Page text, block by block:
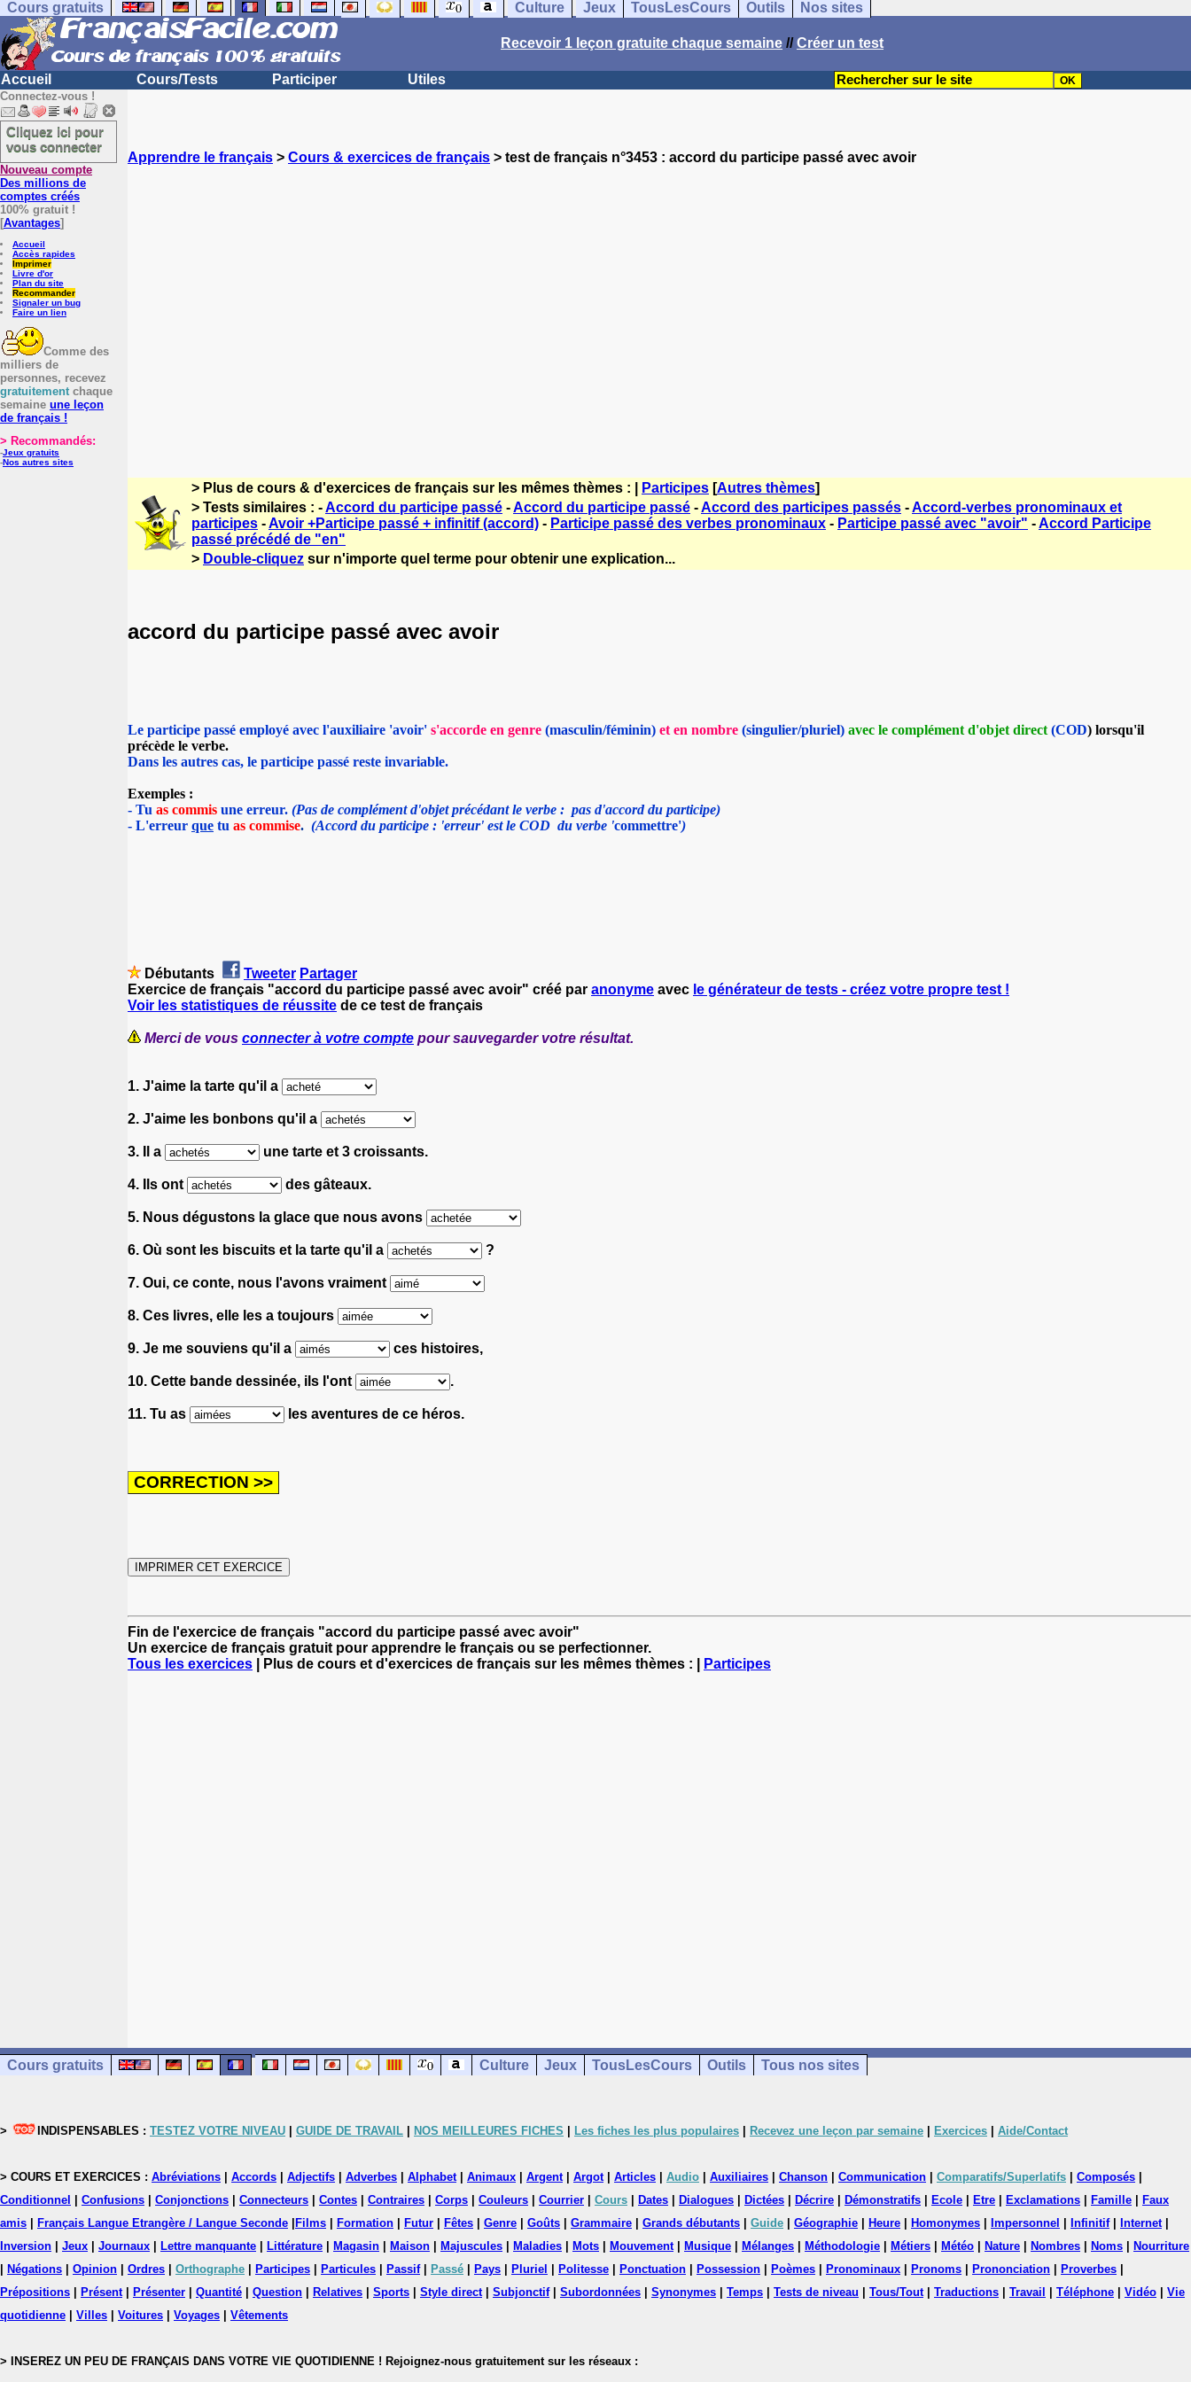
Cours gratuits Culture Jeux TousLesCours Outils Nos sites
Recevoir 1 leçon gratuite chaque semaine //Créer un test
Accueil Cours/Tests Participer Utiles
Connectez-vous !
Cliquez ici pour
vous connecter
Nouveau compte
Des millions de
comptes créés
100% gratuit !
[Avantages]
Accueil
Accès rapides
Imprimer
Livre d'or
Plan du site
Recommander
Signaler un bug
Faire un lien
Comme des
milliers de
personnes, recevez
gratuitementchaque
semaine une leçon
de français !
> Recommandés:
-Jeux gratuits
-Nos autres sites
Apprendre le français > Cours & exercices de français > test de français n°3453 : accord du participe passé avec avoir
> Plus de cours & d'exercices de français sur les mêmes thèmes : | Participes [Autres thèmes]
> Tests similaires : -Accord du participe passé -Accord du participe passé -Accord des participes passés -Accord-verbes pronominaux et
participes -Avoir +Participe passé + infinitif (accord) - Participe passé des verbes pronominaux - Participe passé avec "avoir" -Accord Participe
passé précédé de "en"
> Double-cliquez sur n'importe quel terme pour obtenir une explication...
accord du participe passé avec avoir
Le participe passé employé avec l'auxiliaire 'avoir' s'accorde en genre (masculin/féminin) et en nombre (singulier/pluriel) avec le complément d'objet direct (COD) lorsqu'il
précède le verbe.
Dans les autres cas, le participe passé reste invariable.
Exemples :
- Tu as commis une erreur. (Pas de complément d'objet précédant le verbe : pas d'accord du participe)
- L'erreur que tu as commise. (Accord du participe : 'erreur' est le COD du verbe 'commettre')
Débutants Tweeter Partager
Exercice de français "accord du participe passé avec avoir" créé par anonyme avec le générateur de tests - créez votre propre test !
Voir les statistiques de réussite de ce test de français
Merci de vous connecter à votre compte pour sauvegarder votre résultat.
1. J'aime la tarte qu'il a
2. J'aime les bonbons qu'il a
3. Il a une tarte et 3 croissants.
4. Ils ont des gâteaux.
5. Nous dégustons la glace que nous avons
6. Où sont les biscuits et la tarte qu'il a ?
7. Oui, ce conte, nous l'avons vraiment
8. Ces livres, elle les a toujours
9. Je me souviens qu'il a ces histoires,
10. Cette bande dessinée, ils l'ont .
11. Tu as les aventures de ce héros.
Fin de l'exercice de français "accord du participe passé avec avoir"
Un exercice de français gratuit pour apprendre le français ou se perfectionner.
Tous les exercices | Plus de cours et d'exercices de français sur les mêmes thèmes : | Participes
Cours gratuits Culture Jeux TousLesCours Outils Tous nos sites
> INDISPENSABLES : TESTEZ VOTRE NIVEAU GUIDE DE TRAVAIL NOS MEILLEURES FICHES Les fiches les plus populaires Recevez une leçon par semaine Exercices Aide/Contact
> COURS ET EXERCICES : Abréviations Accords Adjectifs Adverbes Alphabet| Animaux Argent| Argot| Articles Audio Auxiliaires Chanson Communication Comparatifs/Superlatifs Composés
Conditionnel
Confusions Conjonctions Connecteurs Contes Contraires Corps Couleurs Courrier Cours Dates Dialogues Dictées Décrire Démonstratifs Ecole Etre Exclamations Famille
Faux
amis
Français Langue Etrangère / Langue Seconde Films Formation Futur Fêtes Genre Goûts Grammaire Grands débutants Guide Géographie Heure Homonymes Impersonnel Infinitif| Internet|
Inversion
Jeux Journaux Lettre manquante Littérature Magasin Maison Majuscules Maladies Mots Mouvement| Musique Mélanges Méthodologie Métiers Météo Nature Nombres Noms
Nourriture
Négations Opinion Ordres Orthographe Participes Particules Passif| Passé Pays Pluriel Politesse Ponctuation Possession Poèmes Pronominaux Pronoms Prononciation Proverbes
Prépositions
Présent| Présenter Quantité Question Relatives Sports Style direct| Subjonctif| Subordonnées Synonymes Temps Tests de niveau Tous/Tout| Traductions Travail Téléphone Vidéo
Vie
quotidienne
Villes Voitures Voyages Vêtements
> INSEREZ UN PEU DE FRANÇAIS DANS VOTRE VIE QUOTIDIENNE ! Rejoignez-nous gratuitement sur les réseaux :